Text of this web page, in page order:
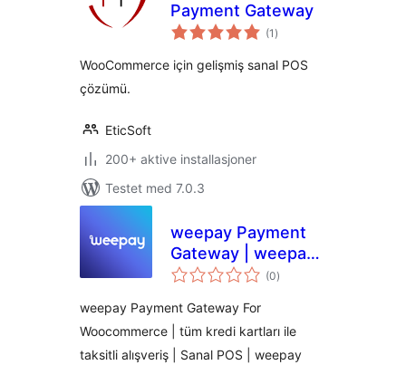
Payment Gateway
(1 totale
vurderinger
)
WooCommerce için gelişmiş sanal POS
çözümü.
EticSoft
200+ aktive installasjoner
Testet med 7.0.3
weepay Payment
Gateway | weepay
Sanal POS Modülü
(0totale
vurderinger
)
weepay Payment Gateway For
Woocommerce | tüm kredi kartları ile
taksitli alışveriş | Sanal POS | weepay